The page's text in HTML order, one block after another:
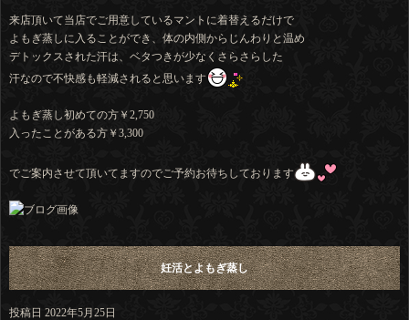
来店頂いて当店でご用意しているマントに着替えるだけで
よもぎ蒸しに入ることができ、体の内側からじんわりと温め
デトックスされた汗は、ベタつきが少なくさらさらした
汗なので不快感も軽減されると思います
よもぎ蒸し初めての方￥2,750
入ったことがある方￥3,300
でご案内させて頂いてますのでご予約お待ちしております
妊活とよもぎ蒸し
投稿日 2022年5月25日